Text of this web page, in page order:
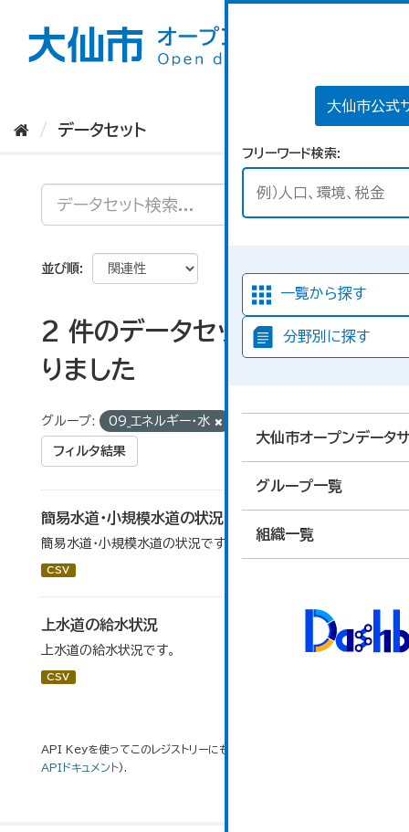
大仙市公式
フリーワード検索
一覧から探す
分野別に探す
大仙市オープンデータ
グループ一覧
組織一覧
データセット
並び順
2 件のデータセットが見つか
りました
グループ: 09_エネルギー・水
フィルタ結果
簡易水道・小規模水道の状況
簡易水道・小規模水道の状況です。
CSV
上水道の給水状況
上水道の給水状況です。
CSV
API Keyを使ってこのレジストリーにもアクセス可能です
APIドキュメント).